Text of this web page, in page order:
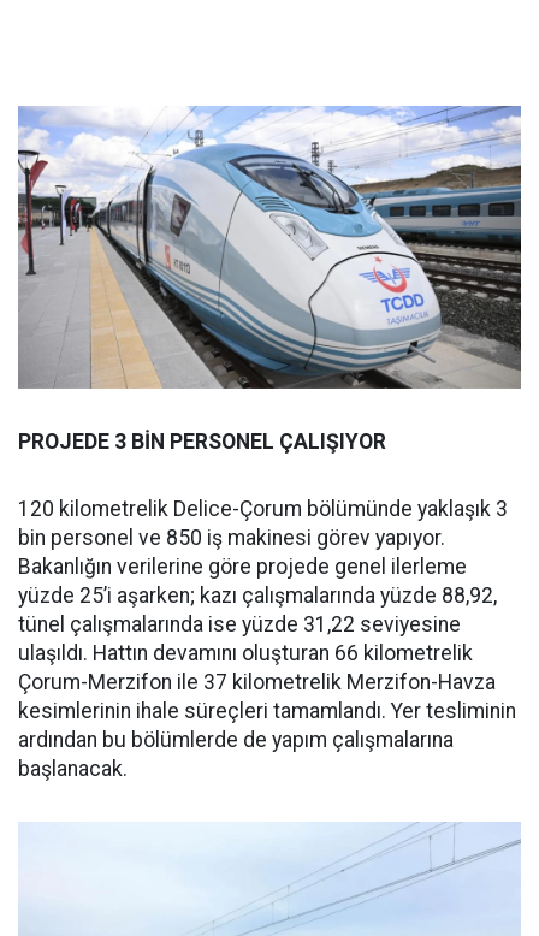
PROJEDE 3 BİN PERSONEL ÇALIŞIYOR
120 kilometrelik Delice-Çorum bölümünde yaklaşık 3
bin personel ve 850 iş makinesi görev yapıyor.
Bakanlığın verilerine göre projede genel ilerleme
yüzde 25’i aşarken; kazı çalışmalarında yüzde 88,92,
tünel çalışmalarında ise yüzde 31,22 seviyesine
ulaşıldı. Hattın devamını oluşturan 66 kilometrelik
Çorum-Merzifon ile 37 kilometrelik Merzifon-Havza
kesimlerinin ihale süreçleri tamamlandı. Yer tesliminin
ardından bu bölümlerde de yapım çalışmalarına
başlanacak.